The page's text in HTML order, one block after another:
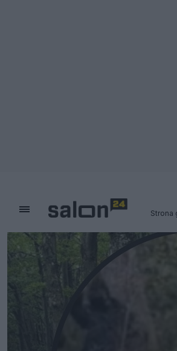
Strona